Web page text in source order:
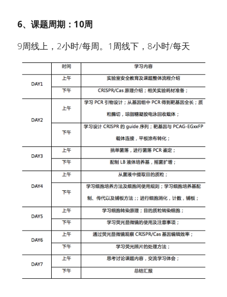
6、课题周期：10周
9周线上，2小时/每周。1周线下，8小时/每天